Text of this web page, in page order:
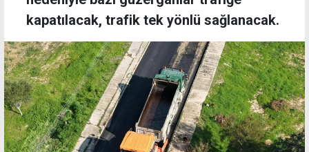
kapatılacak, trafik tek yönlü sağlanacak.